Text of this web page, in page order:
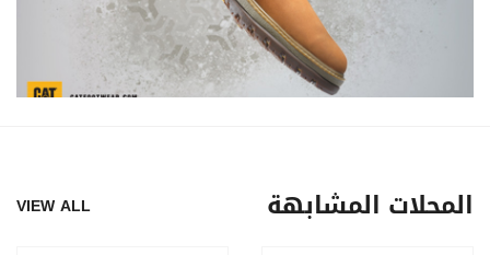
المحلات المشابهة VIEW ALL